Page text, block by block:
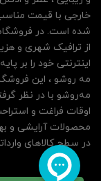
خارجی با قیمت
شده است. در
از ترافیک شهری و
مه روشو ، این
مه‌رو‌شو با در نظر
اوقات فراغت و
محصولات آرایشی و
در سطح کالاهای